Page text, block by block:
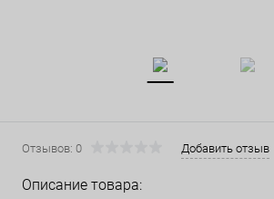
Отзывов: 0 Добавить отзыв
Описание товара: